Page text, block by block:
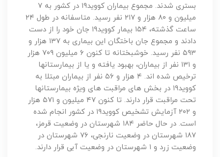
بستری شدند. مجموع بیماران کووید۱۹ در کشور به ۷
میلیون و ۸۰ هزار و ۲۱۷ نفر رسید. متاسفانه در طول ۲۴
ساعت گذشته، ۱۵۴ بیمار کووید۱۹ جان خود را از دست
دادند و مجموع جان باختگان این بیماری به ۱۳۷ هزار و
۵۹۳ نفر رسید. خوشبختانه تا کنون ۶ میلیون ۷۰۹ هزار
و ۱۳۱ نفر از بیماران، بهبود یافته و یا از بیمارستانها
ترخیص شده اند. ۴ هزار و ۵۶ نفر از بیماران مبتلا به
کووید۱۹ در بخش های مراقبت های ویژه بیمارستانها
تحت مراقبت قرار دارند. تا کنون ۴۷ میلیون و ۵۷۱ هزار
و ۲۰۲ آزمایش تشخیص کووید۱۹ در کشور انجام شده
است. در حال حاضر ۱۸۴ شهرستان در وضعیت قرمز،
۱۸۷ شهرستان در وضعیت نارنجی، ۷۶ شهرستان در
وضعیت زرد و ۱ شهرستان در وضعیت آبی قرار دارند.